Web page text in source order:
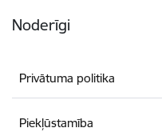
Noderīgi
Privātuma politika
Piekļūstamība